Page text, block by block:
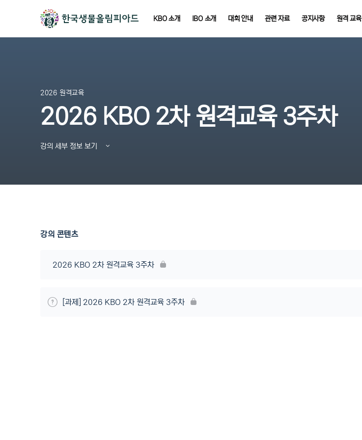
KBO 소개 IBO 소개 대회 안내 관련 자료 공지사항 원격 교육
2026 원격교육
2026 KBO 2차 원격교육 3주차
강의 세부 정보 보기
강의 콘텐츠
2026 KBO 2차 원격교육 3주차
[과제] 2026 KBO 2차 원격교육 3주차